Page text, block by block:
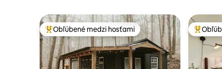
Najobľúbenejšie medzi hosťami
Obľúbené medzi hosťami